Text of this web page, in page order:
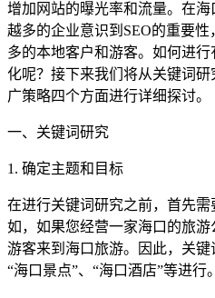
增加网站的曝光率和流量。在
越多的企业意识到SEO的重要
多的本地客户和游客。如何进
化呢？接下来我们将从关键词
广策略四个方面进行详细探讨。
一、关键词研究
1. 确定主题和目标
在进行关键词研究之前，首先
如，如果您经营一家海口的旅
游客来到海口旅游。因此，关键
“海口景点”、“海口酒店”等进行。